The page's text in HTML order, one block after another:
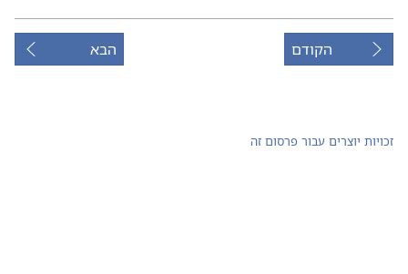
הקודם הבא
זכויות יוצרים עבור פרסום זה